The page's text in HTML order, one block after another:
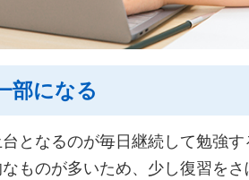
部になる
となるのが毎日継続して勉強す
ものが多いため、少し復習を